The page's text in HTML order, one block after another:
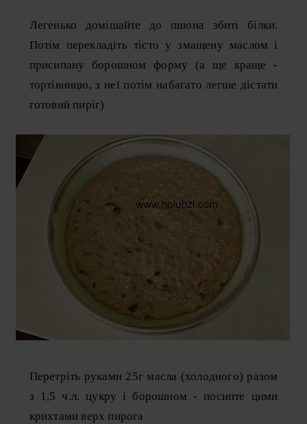
Легенько домішайте до пшона збиті білки.
Потім перекладіть тісто у змащену маслом і
присипану борошном форму (а ще краще -
тортівницю, з неї потім набагато легше дістати
готовий пиріг)
Перетріть руками 25г масла (холодного) разом
з 1,5 ч.л. цукру і борошном - посипте цими
крихтами верх пирога